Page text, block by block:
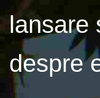
lansare
despre